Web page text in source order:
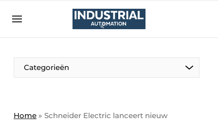
Aanmelden
Bedrijven
Bedrijven
Direct contact
Categorieën
Home » Schneider Electric lanceert nieuw